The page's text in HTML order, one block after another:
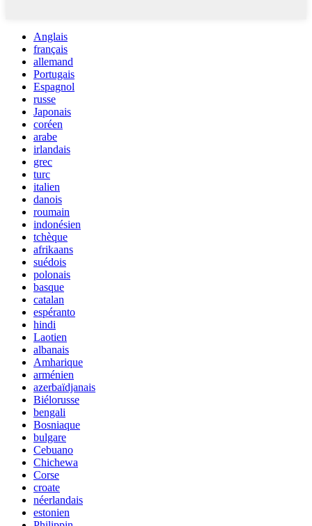
Anglais
français
allemand
Portugais
Espagnol
russe
Japonais
coréen
arabe
irlandais
grec
turc
italien
danois
roumain
indonésien
tchèque
afrikaans
suédois
polonais
basque
catalan
espéranto
hindi
Laotien
albanais
Amharique
arménien
azerbaïdjanais
Biélorusse
bengali
Bosniaque
bulgare
Cebuano
Chichewa
Corse
croate
néerlandais
estonien